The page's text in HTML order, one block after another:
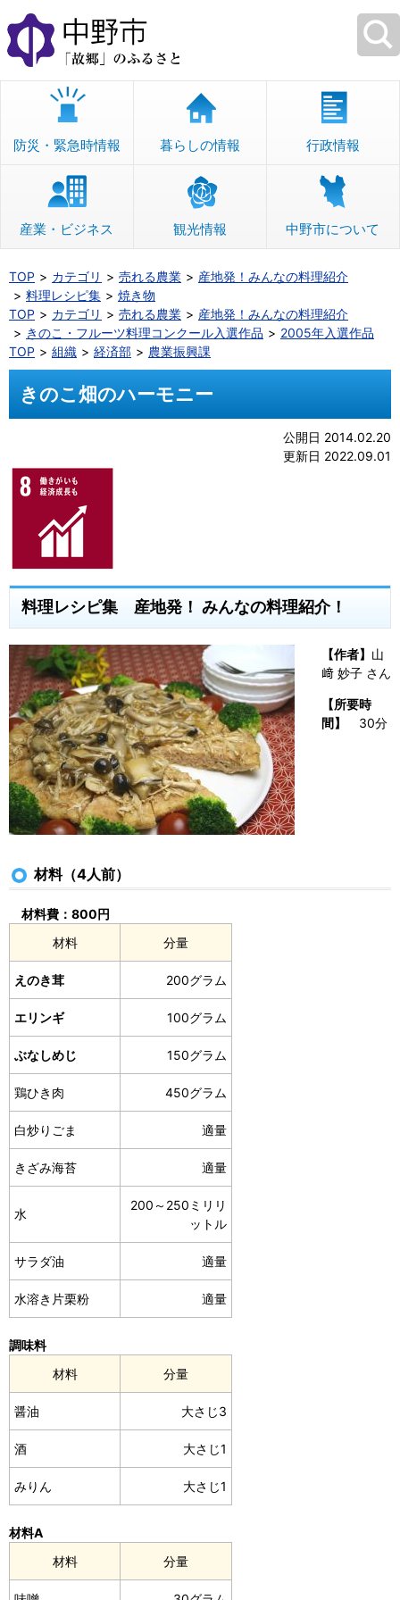
本
文
へ
移
防災・緊急時情報 暮らしの情報 行政情報
産業・ビジネス 観光情報 中野市について
TOP カテゴリ 売れる農業
産地発！みんなの料理紹介
料理レシピ集
焼き物
TOP
カテゴリ 売れる農業
産地発！みんなの料理紹介
きのこ・フルーツ料理コンクール入選作品
2005年入選作品
TOP
組織 経済部 農業振興課
きのこ畑のハーモニー
公開日 2014.02.20
更新日 2022.09.01
料理レシピ集 産地発！ みんなの料理紹介！
【作者】 山
﨑 妙子 さん
【所要時
間】 30分
材料（4人前）
材料費：800円
材料
分量
えのき茸 200グラム
エリンギ 100グラム
ぶなしめじ 150グラム
鶏ひき肉 450グラム
白炒りごま 適量
きざみ海苔 適量
水
200～250ミリリ
ットル
サラダ油 適量
水溶き片栗粉 適量
調味料
材料
分量
醤油 大さじ3
酒 大さじ1
みりん 大さじ1
材料A
材料
分量